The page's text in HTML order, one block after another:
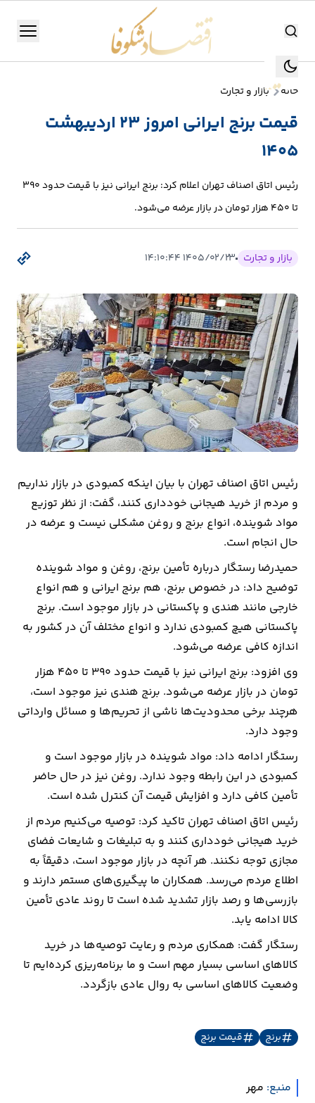
جستجو جستجو
منو
تولید
صنعت
انرژی
بانک،
و
بیمه
اقتصاد
جهان
بازار
و
تجارت
کشاورزی
راه
و
مسکن
اقتصاد
ایران
ارتباطات
خودرو
عمومی
نوتیف
شناور
خانه بازار و تجارت
قیمت برنج ایرانی امروز 23 اردیبهشت
1405
رئیس اتاق اصناف تهران اعلام کرد: برنج ایرانی نیز با قیمت حدود ۳۹۰
تا ۴۵۰ هزار تومان در بازار عرضه می‌شود.
بازار و تجارت ۱۴۰۵/۰۲/۲۳ ۱۴:۱۰:۴۴
رئیس اتاق اصناف تهران با بیان اینکه کمبودی در بازار نداریم
و مردم از خرید هیجانی خودداری کنند، گفت: از نظر توزیع
مواد شوینده، انواع برنج و روغن مشکلی نیست و عرضه در
حال انجام است.
حمیدرضا رستگار درباره تأمین برنج، روغن و مواد شوینده
توضیح داد: در خصوص برنج، هم برنج ایرانی و هم انواع
خارجی مانند هندی و پاکستانی در بازار موجود است. برنج
پاکستانی هیچ کمبودی ندارد و انواع مختلف آن در کشور به
اندازه کافی عرضه می‌شود.
وی افزود: برنج ایرانی نیز با قیمت حدود ۳۹۰ تا ۴۵۰ هزار
تومان در بازار عرضه می‌شود. برنج هندی نیز موجود است،
هرچند برخی محدودیت‌ها ناشی از تحریم‌ها و مسائل وارداتی
وجود دارد.
رستگار ادامه داد: مواد شوینده در بازار موجود است و
کمبودی در این رابطه وجود ندارد. روغن نیز در حال حاضر
تأمین کافی دارد و افزایش قیمت آن کنترل شده است.
رئیس اتاق اصناف تهران تاکید کرد: توصیه می‌کنیم مردم از
خرید هیجانی خودداری کنند و به تبلیغات و شایعات فضای
مجازی توجه نکنند. هر آنچه در بازار موجود است، دقیقاً به
اطلاع مردم می‌رسد. همکاران ما پیگیری‌های مستمر دارند و
بازرسی‌ها و رصد بازار تشدید شده است تا روند عادی تأمین
کالا ادامه یابد.
رستگار گفت: همکاری مردم و رعایت توصیه‌ها در خرید
کالاهای اساسی بسیار مهم است و ما برنامه‌ریزی کرده‌ایم تا
وضعیت کالاهای اساسی به روال عادی بازگردد.
برنج قیمت برنج
منبع: مهر